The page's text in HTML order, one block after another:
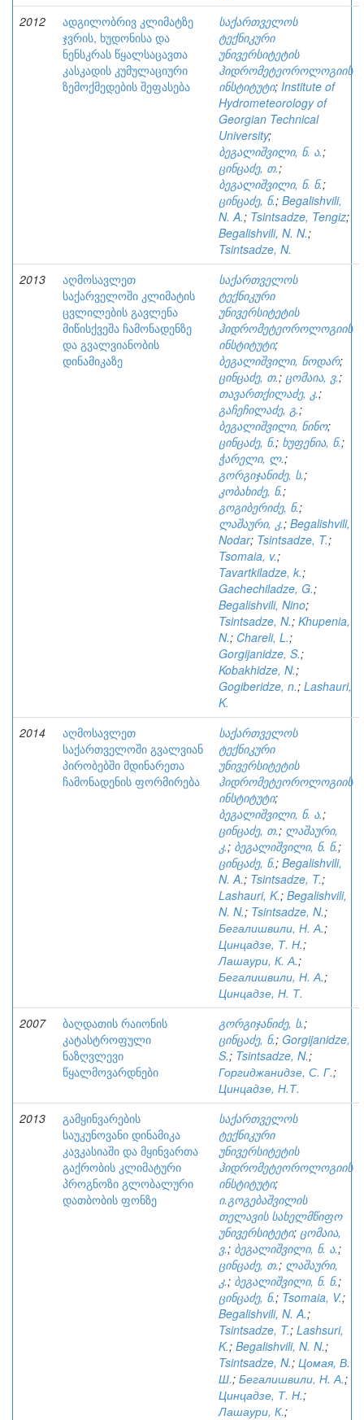
2012
ადგილობრივ კლიმატზე
ჯვრის, ხუდონისა და
ნენსკრას წყალსაცავთა
კასკადის კუმულაციური
ზემოქმედების შეფასება
საქართველოს
ტექნიკური
უნივერსიტეტის
ჰიდრომეტეოროლოგიის
ინსტიტუტი; Institute of
Hydrometeorology of
Georgian Technical
University;
ბეგალიშვილი, ნ. ა.;
ცინცაძე, თ.;
ბეგალიშვილი, ნ. ნ.;
ცინცაძე, ნ.; Begalishvili,
N. A.; Tsintsadze, Tengiz;
Begalishvili, N. N.;
Tsintsadze, N.
2013
აღმოსავლეთ
საქარველოში კლიმატის
ცვლილების გავლენა
მიწისქვეშა ჩამონადენზე
და გვალვიანობის
დინამიკაზე
საქართველოს
ტექნიკური
უნივერსიტეტის
ჰიდრომეტეოროლოგიის
ინსტიტუტი;
ბეგალიშვილი, ნოდარ;
ცინცაძე, თ.; ცომაია, ვ.;
თავართქილაძე, კ.;
გაჩეჩილაძე, გ.;
ბეგალიშვილი, ნინო;
ცინცაძე, ნ.; ხუფენია, ნ.;
ჭარელი, ლ.;
გორგიჯანიძე, ს.;
კობახიძე, ნ.;
გოგიბერიძე, ნ.;
ლაშაური, კ.; Begalishvili,
Nodar; Tsintsadze, T.;
Tsomaia, v.;
Tavartkiladze, k.;
Gachechiladze, G.;
Begalishvili, Nino;
Tsintsadze, N.; Khupenia,
N.; Chareli, L.;
Gorgijanidze, S.;
Kobakhidze, N.;
Gogiberidze, n.; Lashauri,
K.
2014
აღმოსავლეთ
საქართველოში გვალვიან
პირობებში მდინარეთა
ჩამონადენის ფორმირება
საქართველოს
ტექნიკური
უნივერსიტეტის
ჰიდრომეტეოროლოგიის
ინსტიტუტი;
ბეგალიშვილი, ნ. ა.;
ცინცაძე, თ.; ლაშაური,
კ.; ბეგალიშვილი, ნ. ნ.;
ცინცაძე, ნ.; Begalishvili,
N. A.; Tsintsadze, T.;
Lashauri, K.; Begalishvili,
N. N.; Tsintsadze, N.;
Бегалишвили, Н. А.;
Цинцадзе, Т. Н.;
Лашаури, К. А.;
Бегалишвили, Н. А.;
Цинцадзе, Н. Т.
2007
ბაღდათის რაიონის
კატასტროფული
ნაზღვლევი
წყალმოვარდნები
გორგიჯანიძე, ს.;
ცინცაძე, ნ.; Gorgijanidze,
S.; Tsintsadze, N.;
Горгиджанидзе, С. Г.;
Цинцадзе, Н.Т.
2013
გამყინვარების
საუკუნოვანი დინამიკა
კავკასიაში და მყინვართა
გაქრობის კლიმატური
პროგნოზი გლობალური
დათბობის ფონზე
საქართველოს
ტექნიკური
უნივერსიტეტის
ჰიდრომეტეოროლოგიის
ინსტიტუტი;
ი.გოგებაშვილის
თელავის სახელმწიფო
უნივერსიტეტი; ცომაია,
ვ.; ბეგალიშვილი, ნ. ა.;
ცინცაძე, თ.; ლაშაური,
კ.; ბეგალიშვილი, ნ. ნ.;
ცინცაძე, ნ.; Tsomaia, V.;
Begalishvili, N. A.;
Tsintsadze, T.; Lashsuri,
K.; Begalishvili, N. N.;
Tsintsadze, N.; Цомая, В.
Ш.; Бегалишвили, Н. А.;
Цинцадзе, Т. Н.;
Лашаури, К.;